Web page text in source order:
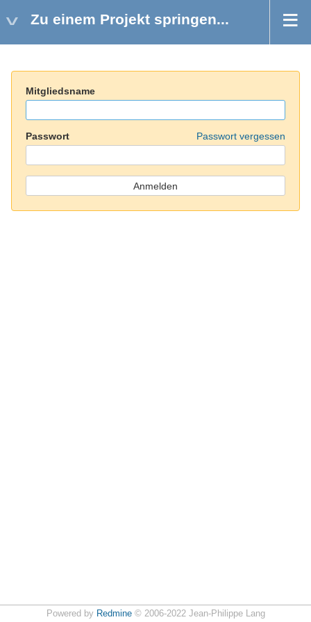
Zu einem Projekt springen...
Mitgliedsname
Passwort Passwort vergessen
Powered by Redmine© 2006-2022 Jean-Philippe Lang